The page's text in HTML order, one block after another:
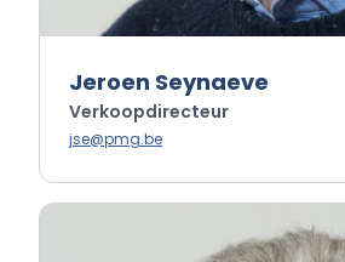
Jeroen Seynaeve
Verkoopdirecteur
jse@pmg.be